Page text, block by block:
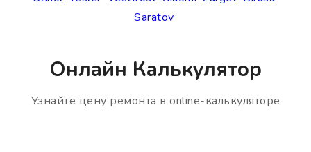
Saratov
Онлайн Калькулятор
Узнайте цену ремонта в online-калькуляторе